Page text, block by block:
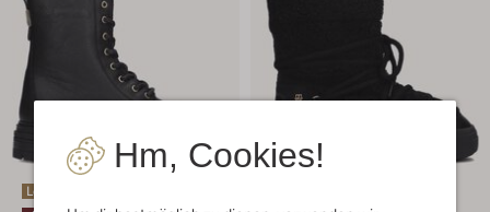
Hm, Cookies!
Letzter Artikel